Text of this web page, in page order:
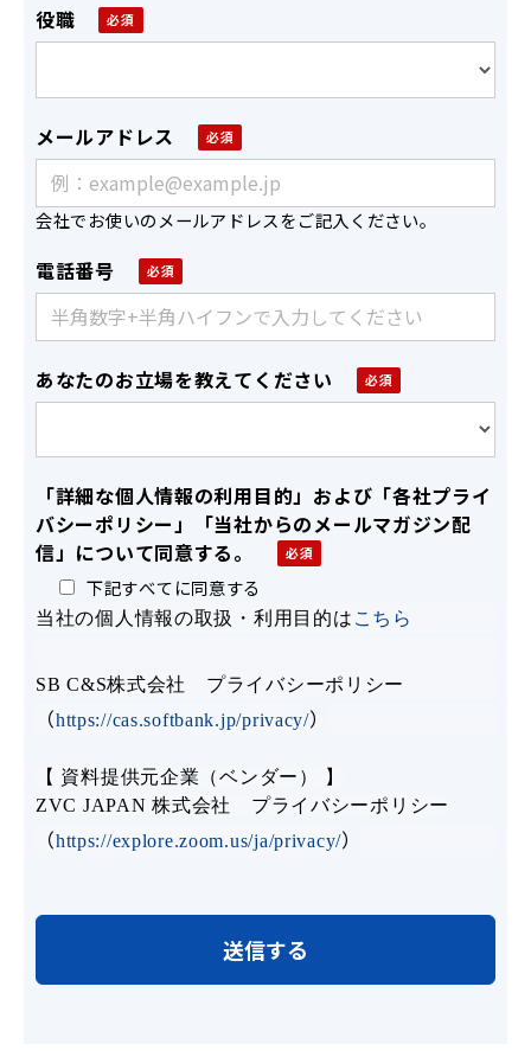
役職
メールアドレス
会社でお使いのメールアドレスをご記入ください。
電話番号
あなたのお立場を教えてください
「詳細な個人情報の利用目的」および「各社プライ
バシーポリシー」「当社からのメールマガジン配
信」について同意する。
下記すべてに同意する
当社の個人情報の取扱・利用目的は こちら
SB C&S株式会社 プライバシーポリシー
（https://cas.softbank.jp/privacy/）
【 資料提供元企業（ベンダー） 】
ZVC JAPAN 株式会社 プライバシーポリシー
（https://explore.zoom.us/ja/privacy/）